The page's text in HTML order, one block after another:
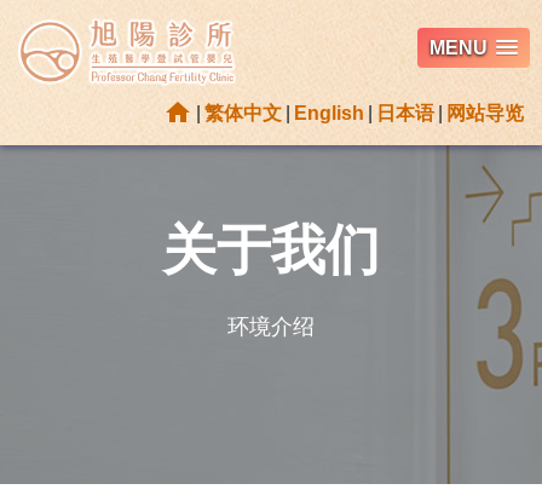
home | 繁体中文 | English | 日本语| 网站导览
MENU
关于我们
环境介绍